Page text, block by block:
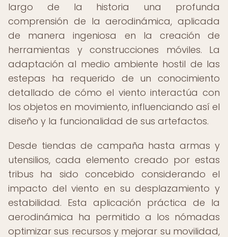
largo de la historia una profunda
comprensión de la aerodinámica, aplicada
de manera ingeniosa en la creación de
herramientas y construcciones móviles. La
adaptación al medio ambiente hostil de las
estepas ha requerido de un conocimiento
detallado de cómo el viento interactúa con
los objetos en movimiento, influenciando así el
diseño y la funcionalidad de sus artefactos.
Desde tiendas de campaña hasta armas y
utensilios, cada elemento creado por estas
tribus ha sido concebido considerando el
impacto del viento en su desplazamiento y
estabilidad. Esta aplicación práctica de la
aerodinámica ha permitido a los nómadas
optimizar sus recursos y mejorar su movilidad,